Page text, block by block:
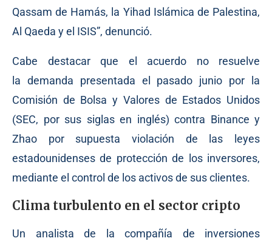
Qassam de Hamás, la Yihad Islámica de Palestina,
Al Qaeda y el ISIS”, denunció.
Cabe destacar que el acuerdo no resuelve
la demanda presentada el pasado junio por la
Comisión de Bolsa y Valores de Estados Unidos
(SEC, por sus siglas en inglés) contra Binance y
Zhao por supuesta violación de las leyes
estadounidenses de protección de los inversores,
mediante el control de los activos de sus clientes.
Clima turbulento en el sector cripto
Un analista de la compañía de inversiones